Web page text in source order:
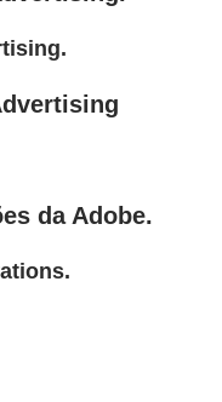
da Adobe.